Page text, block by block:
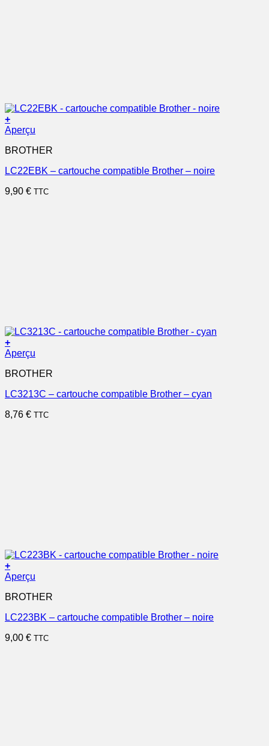
+
Aperçu
BROTHER
LC22EBK – cartouche compatible Brother – noire
9,90 € TTC
+
Aperçu
BROTHER
LC3213C – cartouche compatible Brother – cyan
8,76 € TTC
+
Aperçu
BROTHER
LC223BK – cartouche compatible Brother – noire
9,00 € TTC